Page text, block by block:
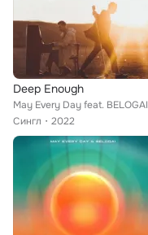
Deep Enough
May Every Day feat. BELOGAI
Сингл
2022